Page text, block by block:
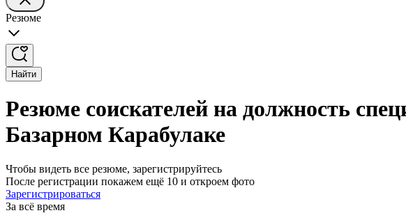
Резюме
Найти
Резюме соискателей на должность
Базарном Карабулаке
Чтобы видеть все резюме, зарегистрируйтесь
После регистрации покажем ещё 10 и откроем фото
Зарегистрироваться
За всё время